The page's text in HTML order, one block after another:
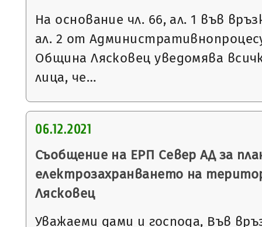
На основание чл. 66, ал. 1 във
ал. 2 от
Община Лясковец уведомява
лица, че…
06.12.2021
Съобщение на ЕРП Север АД за
електрозахранването на
Лясковец
Уважаеми дами и господа, Във